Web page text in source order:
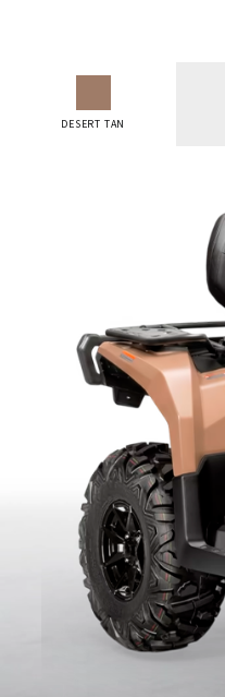
DESERT TAN